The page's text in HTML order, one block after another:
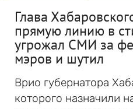
Глава
прямую линию в
угрожал СМИ за
мэров и шутил
Врио губернатора
которого назначили